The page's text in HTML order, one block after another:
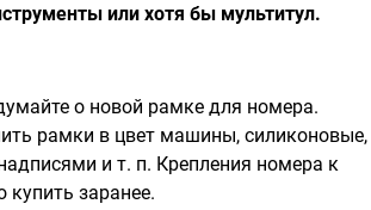
или хотя бы мультитул.
о новой рамке для номера.
рамки в цвет машины, силиконовые,
и т. п. Крепления номера к
заранее.